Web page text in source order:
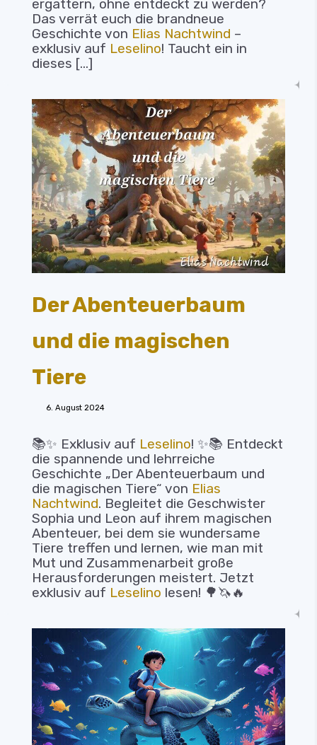
ergattern, ohne entdeckt zu werden?
Das verrät euch die brandneue
Geschichte von Elias Nachtwind –
exklusiv auf Leselino! Taucht ein in
dieses […]
Der Abenteuerbaum
und die magischen
Tiere
6. August 2024
📚✨ Exklusiv auf Leselino! ✨📚 Entdeckt
die spannende und lehrreiche
Geschichte „Der Abenteuerbaum und
die magischen Tiere“ von Elias
Nachtwind. Begleitet die Geschwister
Sophia und Leon auf ihrem magischen
Abenteuer, bei dem sie wundersame
Tiere treffen und lernen, wie man mit
Mut und Zusammenarbeit große
Herausforderungen meistert. Jetzt
exklusiv auf Leselino lesen! 🌳🦄🔥